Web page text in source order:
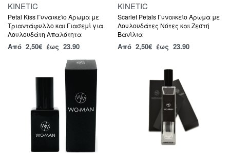
KINETIC
Petal Kiss Γυναικείο Άρωμα με
Τριαντάφυλλο και Γιασεμί για
Λουλουδάτη Απαλότητα
Από 2,50€ έως 23.90
KINETIC
Scarlet Petals Γυναικείο Άρωμα με
Λουλουδάτες Νότες και Ζεστή
Βανίλια
Από 2,50€ έως 23.90